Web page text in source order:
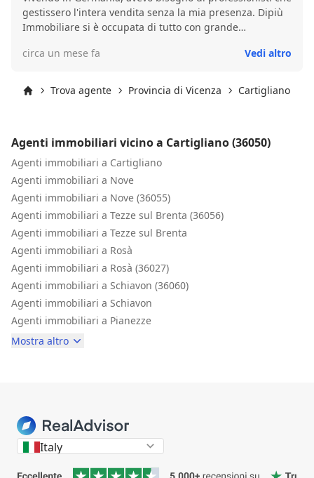
gestissero l'intera vendita senza la mia presenza. Dipiù
Immobiliare si è occupata di tutto con grande
seguendo ogni fase fino al rogito. La cosa che mi ha
venduto l'immobile, ottenendo inoltre un risultato
notevolmente superiore al prezzo che mi aspettavo.
meritano tutto, perché sono davvero diversi dagli altri.
Se devi vendere casa, rivolgiti a Dipiù Immobiliare: non
potrai fare scelta migliore.
circa un mese fa Vedi altro
Trova agente Provincia di Vicenza Cartigliano
Agenti immobiliari vicino a Cartigliano (36050)
Agenti immobiliari a Cartigliano
Agenti immobiliari a Nove
Agenti immobiliari a Nove (36055)
Agenti immobiliari a Tezze sul Brenta (36056)
Agenti immobiliari a Tezze sul Brenta
Agenti immobiliari a Rosà
Agenti immobiliari a Rosà (36027)
Agenti immobiliari a Schiavon (36060)
Agenti immobiliari a Schiavon
Agenti immobiliari a Pianezze
Mostra altro
Italy